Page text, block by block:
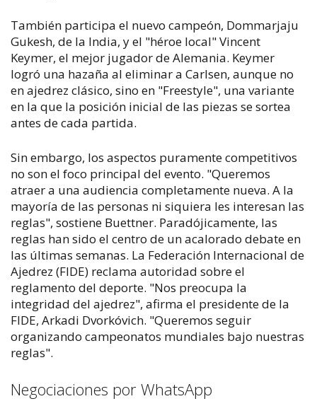
También participa el nuevo campeón, Dommarjaju
Gukesh, de la India, y el "héroe local" Vincent
Keymer, el mejor jugador de Alemania. Keymer
logró una hazaña al eliminar a Carlsen, aunque no
en ajedrez clásico, sino en "Freestyle", una variante
en la que la posición inicial de las piezas se sortea
antes de cada partida.
Sin embargo, los aspectos puramente competitivos
no son el foco principal del evento. "Queremos
atraer a una audiencia completamente nueva. A la
mayoría de las personas ni siquiera les interesan las
reglas", sostiene Buettner. Paradójicamente, las
reglas han sido el centro de un acalorado debate en
las últimas semanas. La Federación Internacional de
Ajedrez (FIDE) reclama autoridad sobre el
reglamento del deporte. "Nos preocupa la
integridad del ajedrez", afirma el presidente de la
FIDE, Arkadi Dvorkóvich. "Queremos seguir
organizando campeonatos mundiales bajo nuestras
reglas".
Negociaciones por WhatsApp